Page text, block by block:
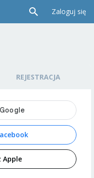
Zaloguj się
REJESTRACJA
Apple